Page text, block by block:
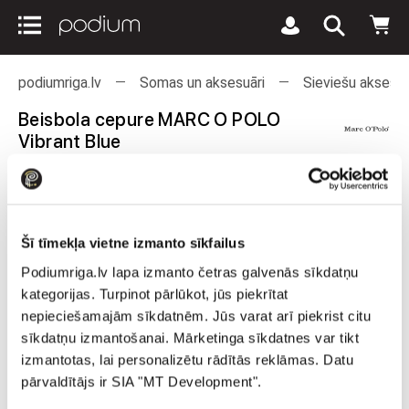
Šī tīmekļa vietne izmanto sīkfailus
Podiumriga.lv lapa izmanto četras galvenās sīkdatņu
kategorijas. Turpinot pārlūkot, jūs piekrītat
nepieciešamajām sīkdatnēm. Jūs varat arī piekrist citu
sīkdatņu izmantošanai. Mārketinga sīkdatnes var tikt
izmantotas, lai personalizētu rādītās reklāmas. Datu
pārvaldītājs ir SIA "MT Development".
podiumriga.lv Somas un aksesuāri Sieviešu
Beisbola cepure MARC O POLO
Vibrant Blue
Pielaiko šodien T/C Teika Plaza, Brīvības 201